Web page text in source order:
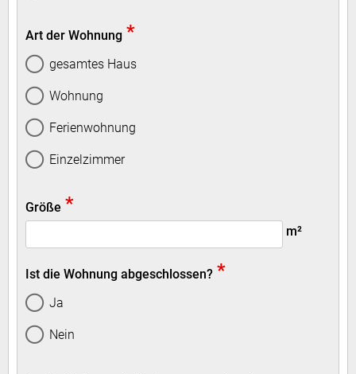
Art der Wohnung *
gesamtes Haus
Wohnung
Ferienwohnung
Einzelzimmer
Größe *
m²
Ist die Wohnung abgeschlossen? *
Ja
Nein